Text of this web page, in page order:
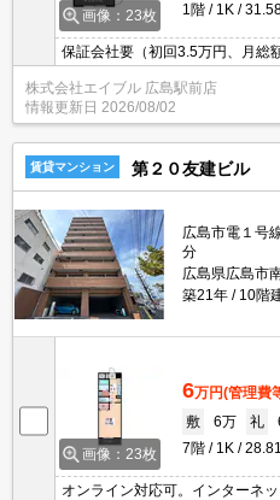
画像：23枚
1階
1K
保証会社要（初回3.5万円、月総
スあり。室内物干しあり。温水
Vインターホン付き。
株式会社エイブル 広島駅前店
情報更新日 2026/08/02
賃貸マンション 第２０友建ビル
広島市電１号
分
広島県広島市
築21年
10階
画像：23枚
6万円(管理費
敷
6万 礼
7階
1K
オンライン対応可。インターネ